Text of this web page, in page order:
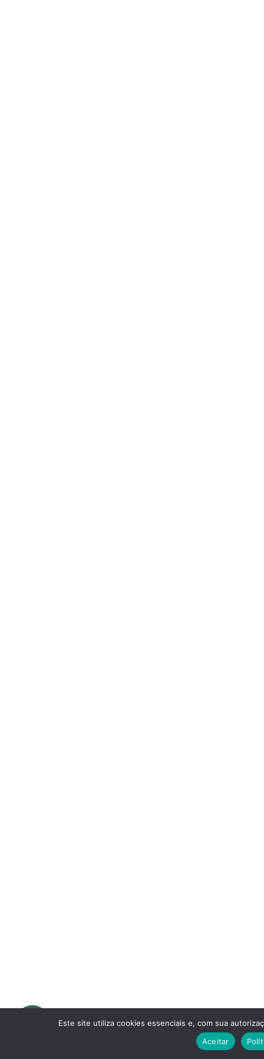
Este site utiliza cookies essenciais e, com sua
Aceitar